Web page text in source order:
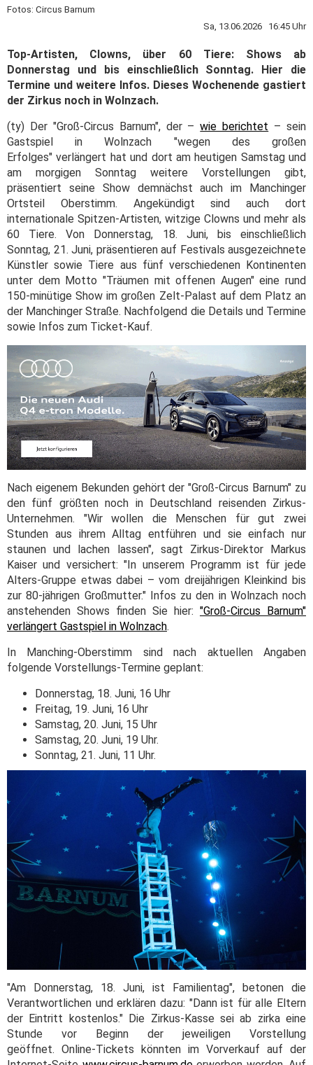
Fotos: Circus Barnum
Sa, 13.06.2026 16:45 Uhr
Top-Artisten, Clowns, über 60 Tiere: Shows ab
Donnerstag und bis einschließlich Sonntag. Hier die
Termine und weitere Infos. Dieses Wochenende gastiert
der Zirkus noch in Wolnzach.
(ty) Der "Groß-Circus Barnum", der –wie berichtet – sein
Gastspiel in Wolnzach "wegen des großen
Erfolges" verlängert hat und dort am heutigen Samstag und
am morgigen Sonntag weitere Vorstellungen gibt,
präsentiert seine Show demnächst auch im Manchinger
Ortsteil Oberstimm. Angekündigt sind auch dort
internationale Spitzen-Artisten, witzige Clowns und mehr als
60 Tiere. Von Donnerstag, 18. Juni, bis einschließlich
Sonntag, 21. Juni, präsentieren auf Festivals ausgezeichnete
Künstler sowie Tiere aus fünf verschiedenen Kontinenten
unter dem Motto "Träumen mit offenen Augen" eine rund
150-minütige Show im großen Zelt-Palast auf dem Platz an
der Manchinger Straße. Nachfolgend die Details und Termine
sowie Infos zum Ticket-Kauf.
Nach eigenem Bekunden gehört der "Groß-Circus Barnum" zu
den fünf größten noch in Deutschland reisenden Zirkus-
Unternehmen. "Wir wollen die Menschen für gut zwei
Stunden aus ihrem Alltag entführen und sie einfach nur
staunen und lachen lassen", sagt Zirkus-Direktor Markus
Kaiser und versichert: "In unserem Programm ist für jede
Alters-Gruppe etwas dabei – vom dreijährigen Kleinkind bis
zur 80-jährigen Großmutter." Infos zu den in Wolnzach noch
anstehenden Shows finden Sie hier: "Groß-Circus Barnum"
verlängert Gastspiel in Wolnzach.
In Manching-Oberstimm sind nach aktuellen Angaben
folgende Vorstellungs-Termine geplant:
Donnerstag, 18. Juni, 16 Uhr
Freitag, 19. Juni, 16 Uhr
Samstag, 20. Juni, 15 Uhr
Samstag, 20. Juni, 19 Uhr.
Sonntag, 21. Juni, 11 Uhr.
"Am Donnerstag, 18. Juni, ist Familientag", betonen die
Verantwortlichen und erklären dazu: "Dann ist für alle Eltern
der Eintritt kostenlos." Die Zirkus-Kasse sei ab zirka eine
Stunde vor Beginn der jeweiligen Vorstellung
geöffnet. Online-Tickets könnten im Vorverkauf auf der